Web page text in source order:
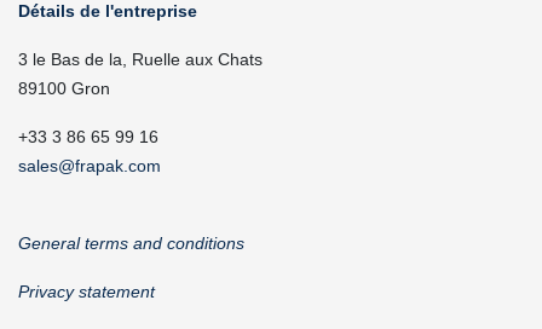
Détails de l'entreprise
3 le Bas de la, Ruelle aux Chats
89100 Gron
+33 3 86 65 99 16
sales@frapak.com
General terms and conditions
Privacy statement